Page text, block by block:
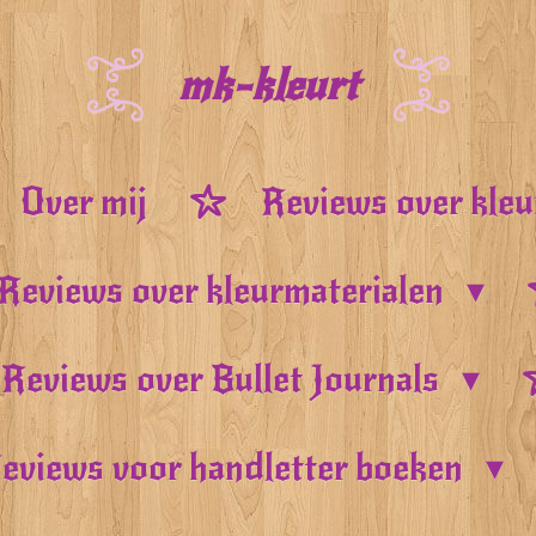
mk-kleurt
Over mij Reviews over
over kleurmaterialen
Reviews over Bullet Journals
voor handletter boeken